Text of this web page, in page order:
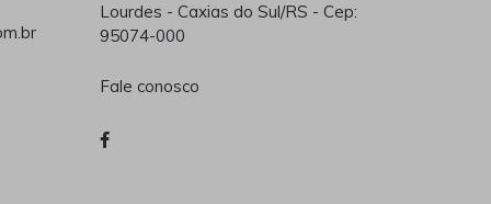
Lourdes - Caxias do Sul/RS - Cep:
95074-000
Fale conosco